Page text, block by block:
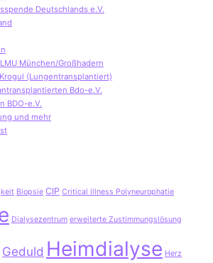
Deutschlands e.V.
München/Großhadern
(Lungentransplantiert)
Bdo-e.V.
BDO-e.V.
und mehr
Biopsie CIP Critical illness Polyneurophatie
Dialysezentrum erweiterte Zustimmungslösung
Geduld Heimdialyse Herz